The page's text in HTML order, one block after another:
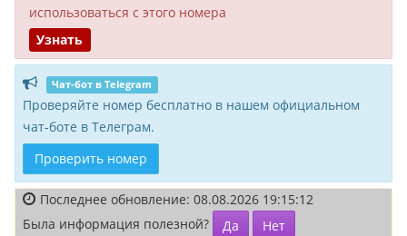
исполь­зоваться с этого номера
Узнать
Чат-бот в Telegram
Проверяйте номер бесплатно в нашем официальном
чат-боте в Телеграм.
Проверить номер
Последнее обновление: 08.08.2026 19:15:12
Была информация полезной?
Да Нет